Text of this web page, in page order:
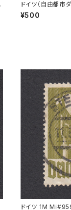
ドイツ（自由都市
用済み切手｜
¥500
ドイツ 1M